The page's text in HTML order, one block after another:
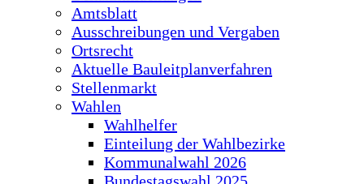
Amtsblatt
Ausschreibungen und Vergaben
Ortsrecht
Aktuelle Bauleitplanverfahren
Stellenmarkt
Wahlen
Wahlhelfer
Einteilung der Wahlbezirke
Kommunalwahl 2026